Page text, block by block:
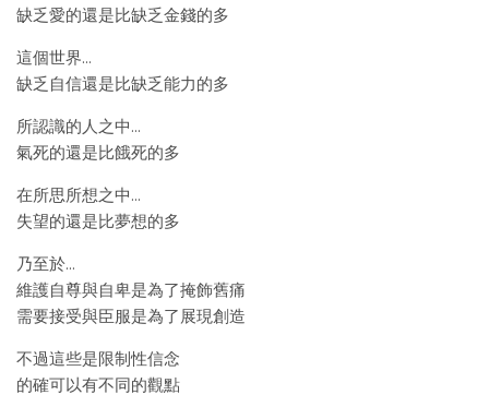
缺乏愛的還是比缺乏金錢的多
這個世界…
缺乏自信還是比缺乏能力的多
所認識的人之中…
氣死的還是比餓死的多
在所思所想之中…
失望的還是比夢想的多
乃至於…
維護自尊與自卑是為了掩飾舊痛
需要接受與臣服是為了展現創造
不過這些是限制性信念
的確可以有不同的觀點